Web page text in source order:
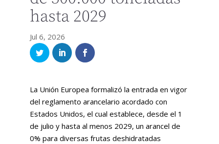
hasta 2029
Jul 6, 2026
La Unión Europea formalizó la entrada en vigor
del reglamento arancelario acordado con
Estados Unidos, el cual establece, desde el 1
de julio y hasta al menos 2029, un arancel de
0% para diversas frutas deshidratadas